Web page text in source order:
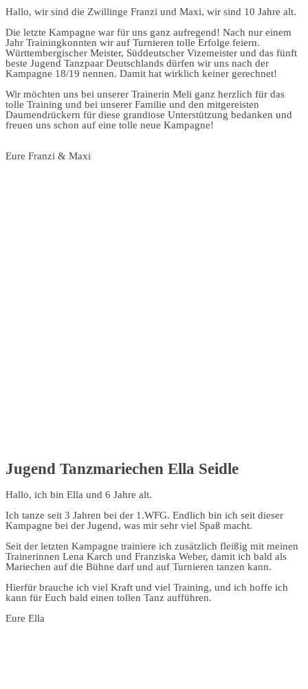
Hallo, wir sind die Zwillinge Franzi und Maxi, wir sind 10 Jahre alt.
Die letzte Kampagne war für uns ganz aufregend! Nach nur einem
Jahr Trainingkonnten wir auf Turnieren tolle Erfolge feiern.
Württembergischer Meister, Süddeutscher Vizemeister und das fünft
beste Jugend Tanzpaar Deutschlands dürfen wir uns nach der
Kampagne 18/19 nennen. Damit hat wirklich keiner gerechnet!
Wir möchten uns bei unserer Trainerin Meli ganz herzlich für das
tolle Training und bei unserer Familie und den mitgereisten
Daumendrückern für diese grandiose Unterstützung bedanken und
freuen uns schon auf eine tolle neue Kampagne!
Eure Franzi & Maxi
Jugend Tanzmariechen Ella Seidle
Hallo, ich bin Ella und 6 Jahre alt.
Ich tanze seit 3 Jahren bei der 1.WFG. Endlich bin ich seit dieser
Kampagne bei der Jugend, was mir sehr viel Spaß macht.
Seit der letzten Kampagne trainiere ich zusätzlich fleißig mit meinen
Trainerinnen Lena Karch und Franziska Weber, damit ich bald als
Mariechen auf die Bühne darf und auf Turnieren tanzen kann.
Hierfür brauche ich viel Kraft und viel Training, und ich hoffe ich
kann für Euch bald einen tollen Tanz aufführen.
Eure Ella